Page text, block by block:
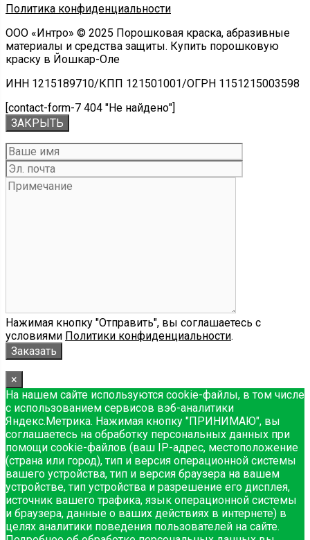
Политика конфиденциальности
ООО «Интро» © 2025 Порошковая краска, абразивные
материалы и средства защиты. Купить порошковую
краску в Йошкар-Оле
ИНН 1215189710/КПП 121501001/ОГРН 1151215003598
[contact-form-7 404 "Не найдено"]
ЗАКРЫТЬ
Нажимая кнопку "Отправить", вы соглашаетесь с
условиями Политики конфиденциальности.
×
На нашем сайте используются cookie-файлы, в том числе
с использованием сервисов вэб-аналитики
Яндекс.Метрика. Нажимая кнопку "ПРИНИМАЮ", вы
соглашаетесь на обработку персональных данных при
помощи cookie-файлов (ваш IP-адрес, местоположение
(страна или город), тип и версия операционной системы
вашего устройства, тип и версия браузера на вашем
устройстве, тип устройства и разрешение его дисплея,
источник вашего трафика, язык операционной системы
и браузера, данные о ваших действиях в интернете) в
целях аналитики поведения пользователей на сайте.